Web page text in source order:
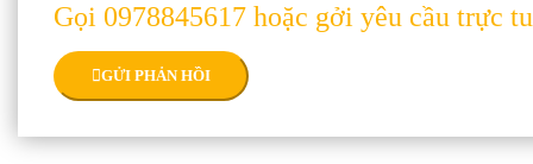
Gọi 0978845617 hoặc gởi yêu cầu trực
GỬI PHẢN HỒI